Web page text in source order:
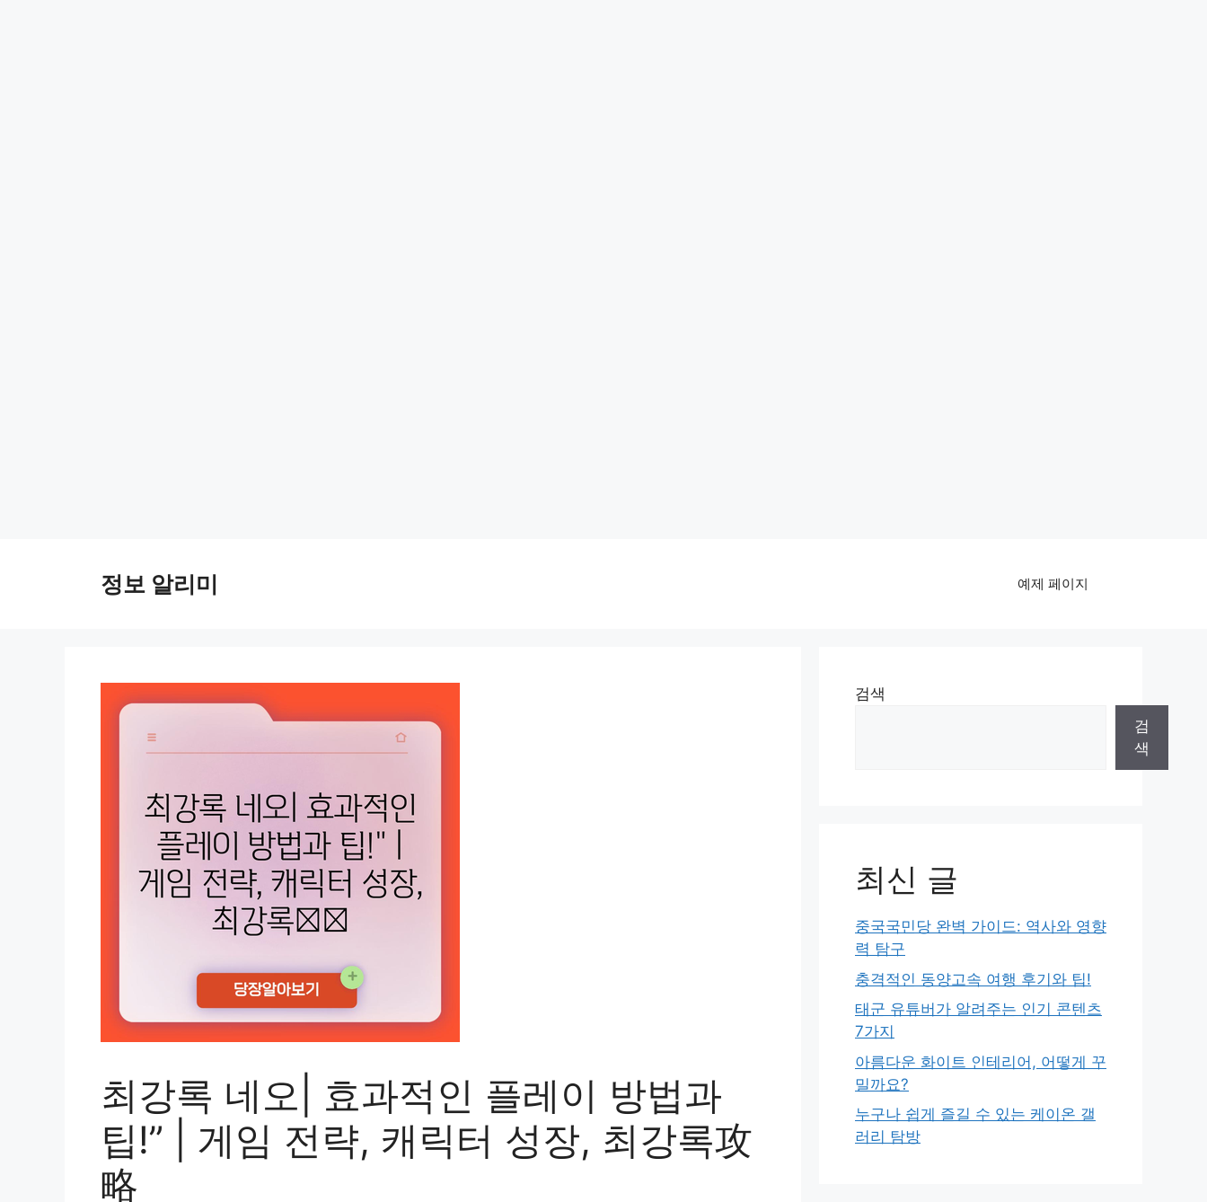
정보 알리미 예제 페이지
최강록 네오| 효과적인 플레이 방법과
팁!” | 게임 전략, 캐릭터 성장, 최강록攻
略
검색
검
색
최신 글
중국국민당 완벽 가이드: 역사와 영향
력 탐구
충격적인 동양고속 여행 후기와 팁!
태군 유튜버가 알려주는 인기 콘텐츠
7가지
아름다운 화이트 인테리어, 어떻게 꾸
밀까요?
누구나 쉽게 즐길 수 있는 케이온 갤
러리 탐방